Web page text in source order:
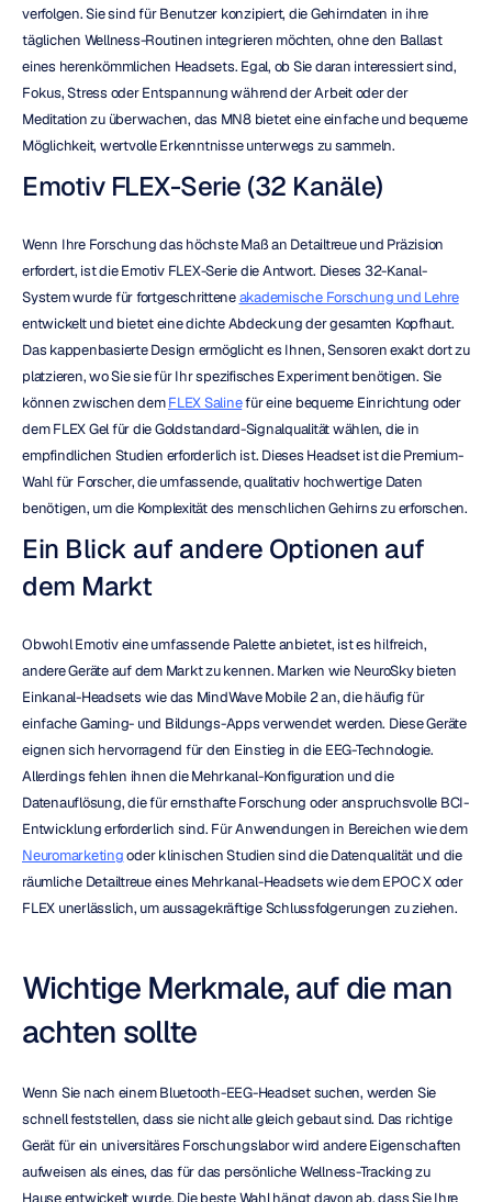
verfolgen. Sie sind für Benutzer konzipiert, die Gehirndaten in ihre
täglichen Wellness-Routinen integrieren möchten, ohne den Ballast
eines herenkömmlichen Headsets. Egal, ob Sie daran interessiert sind,
Fokus, Stress oder Entspannung während der Arbeit oder der
Meditation zu überwachen, das MN8 bietet eine einfache und bequeme
Möglichkeit, wertvolle Erkenntnisse unterwegs zu sammeln.
Emotiv FLEX-Serie (32 Kanäle)
Wenn Ihre Forschung das höchste Maß an Detailtreue und Präzision
erfordert, ist die Emotiv FLEX-Serie die Antwort. Dieses 32-Kanal-
System wurde für fortgeschrittene akademische Forschung und Lehre
entwickelt und bietet eine dichte Abdeckung der gesamten Kopfhaut.
Das kappenbasierte Design ermöglicht es Ihnen, Sensoren exakt dort zu
platzieren, wo Sie sie für Ihr spezifisches Experiment benötigen. Sie
können zwischen dem FLEX Saline für eine bequeme Einrichtung oder
dem FLEX Gel für die Goldstandard-Signalqualität wählen, die in
empfindlichen Studien erforderlich ist. Dieses Headset ist die Premium-
Wahl für Forscher, die umfassende, qualitativ hochwertige Daten
benötigen, um die Komplexität des menschlichen Gehirns zu erforschen.
Ein Blick auf andere Optionen auf
dem Markt
Obwohl Emotiv eine umfassende Palette anbietet, ist es hilfreich,
andere Geräte auf dem Markt zu kennen. Marken wie NeuroSky bieten
Einkanal-Headsets wie das MindWave Mobile 2 an, die häufig für
einfache Gaming- und Bildungs-Apps verwendet werden. Diese Geräte
eignen sich hervorragend für den Einstieg in die EEG-Technologie.
Allerdings fehlen ihnen die Mehrkanal-Konfiguration und die
Datenauflösung, die für ernsthafte Forschung oder anspruchsvolle BCI-
Entwicklung erforderlich sind. Für Anwendungen in Bereichen wie dem
Neuromarketing oder klinischen Studien sind die Datenqualität und die
räumliche Detailtreue eines Mehrkanal-Headsets wie dem EPOC X oder
FLEX unerlässlich, um aussagekräftige Schlussfolgerungen zu ziehen.
Wichtige Merkmale, auf die man
achten sollte
Wenn Sie nach einem Bluetooth-EEG-Headset suchen, werden Sie
schnell feststellen, dass sie nicht alle gleich gebaut sind. Das richtige
Gerät für ein universitäres Forschungslabor wird andere Eigenschaften
aufweisen als eines, das für das persönliche Wellness-Tracking zu
Hause entwickelt wurde. Die beste Wahl hängt davon ab, dass Sie Ihre